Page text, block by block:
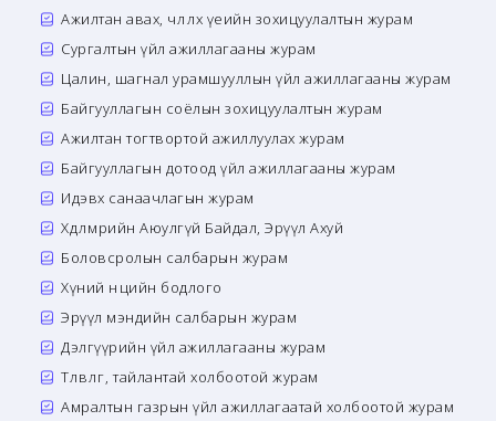
Ажилтан авах, чөлөөлөх үеийн зохицуулалтын журам
Сургалтын үйл ажиллагааны журам
Цалин, шагнал урамшууллын үйл ажиллагааны журам
Байгууллагын соёлын зохицуулалтын журам
Ажилтан тогтвортой ажиллуулах журам
Байгууллагын дотоод үйл ажиллагааны журам
Идэвх санаачлагын журам
Хөдөлмөрийн Аюулгүй Байдал, Эрүүл Ахуй
Боловсролын салбарын журам
Хүний нөөцийн бодлого
Эрүүл мэндийн салбарын журам
Дэлгүүрийн үйл ажиллагааны журам
Төлөвлөгөө, тайлантай холбоотой журам
Амралтын газрын үйл ажиллагаатай холбоотой журам